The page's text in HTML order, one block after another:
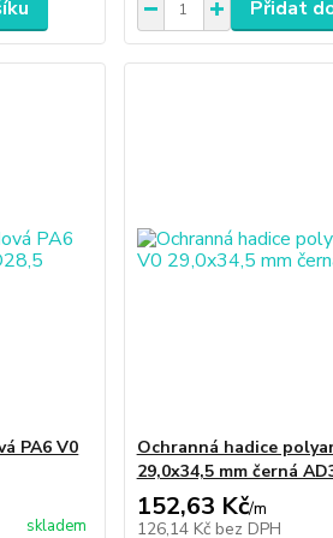
Přidat
PA6 V0
skladem
Ochranná hadice
29,0x34,5 mm černá
152,63 Kč/m
126,14 Kč bez DPH